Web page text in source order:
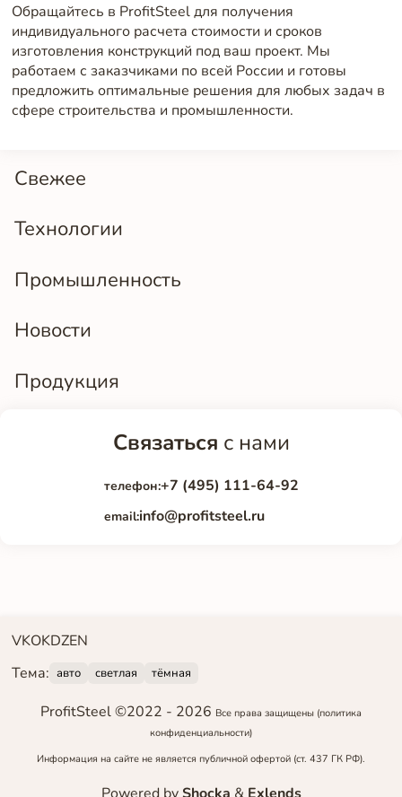
Свежее
Технологии
Промышленность
Новости
Продукция
Обращайтесь в ProfitSteel для получения
индивидуального расчета стоимости и сроков
изготовления конструкций под ваш проект. Мы
работаем с заказчиками по всей России и готовы
предложить оптимальные решения для любых задач в
сфере строительства и промышленности.
Связаться с нами
телефон:+7 (495) 111-64-92
email:info@profitsteel.ru
VKOKDZEN
Тема: авто светлая тёмная
ProfitSteel ©2022 - 2026 Все права защищены (политика
конфиденциальности)
Информация на сайте не является публичной офертой (ст. 437 ГК РФ).
Powered by Shocka & Exlends